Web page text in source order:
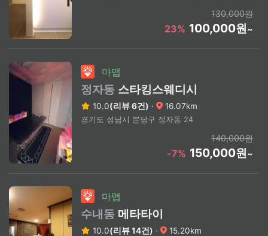
130,000원
23% 100,000원~
마맵
정자동 스타킹스웨디시
10.0(리뷰 6건) · 16.07km
경기도 성남시 분당구 정자동 24
140,000원
-7% 150,000원~
마맵
수내동 메타타이
10.0(리뷰 14건) · 15.20km